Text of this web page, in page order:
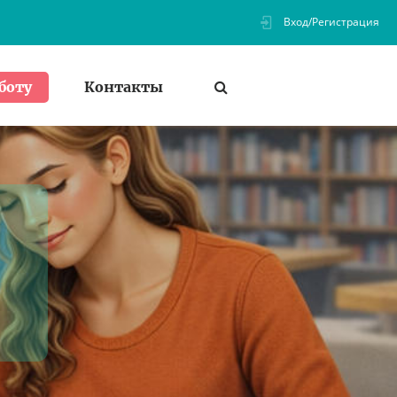
Вход/Регистрация
Контакты